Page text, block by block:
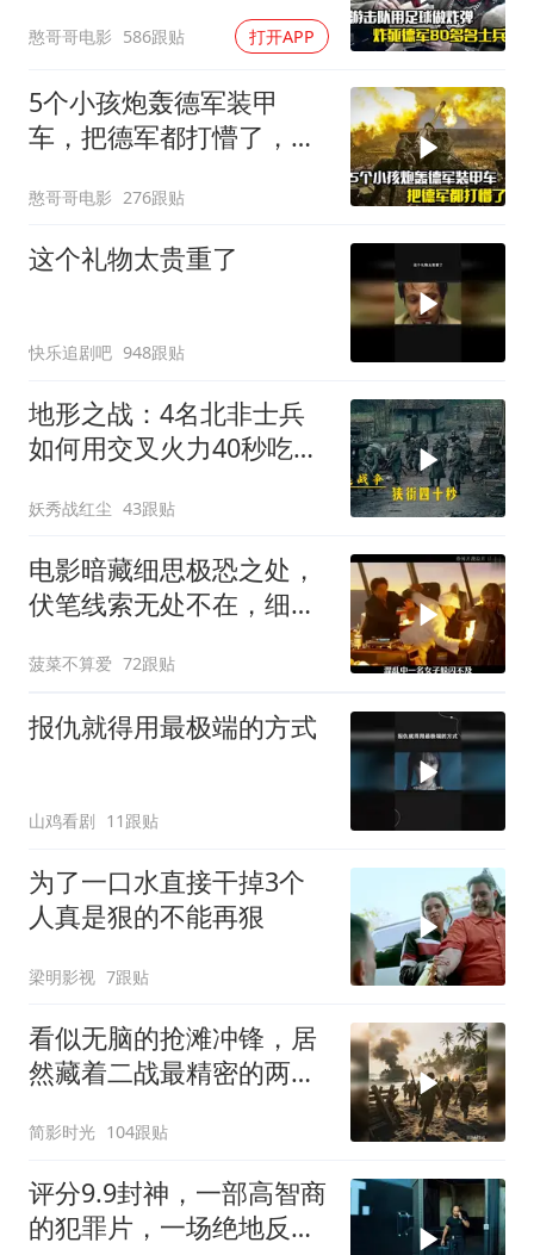
憨哥哥电影 586跟贴 打开APP
5个小孩炮轰德军装甲
车，把德军都打懵了，战
憨哥哥电影 276跟贴
这个礼物太贵重了
快乐追剧吧 948跟贴
地形之战：4名北非士兵
如何用交叉火力40秒吃掉
妖秀战红尘 43跟贴
电影暗藏细思极恐之处，
伏笔线索无处不在，细节
菠菜不算爱 72跟贴
报仇就得用最极端的方式
山鸡看剧 11跟贴
为了一口水直接干掉3个
人真是狠的不能再狠
梁明影视 7跟贴
看似无脑的抢滩冲锋，居
然藏着二战最精密的两栖
简影时光 104跟贴
评分9.9封神，一部高智商
的犯罪片，一场绝地反